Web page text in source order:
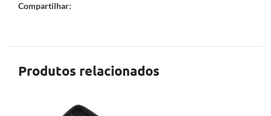
Compartilhar:
Produtos relacionados